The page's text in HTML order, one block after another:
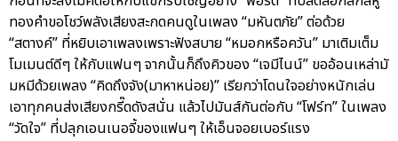
ทองคำขอโชว์พลังเสียงสะกดคนดูในเพลง “มหันตภัย” ต่อด้วย
“สตางค์” ที่หยิบเอาเพลงเพราะฟังสบาย “หมอกหรือควัน” มาเติมเต็ม
โมเมนต์ดีๆ ให้กับแฟนๆ จากนั้นก็ถึงคิวของ “เจมีไนน์” ขออ้อนเหล่ามั
มหมีด้วยเพลง “คิดถึงจัง(มาหาหน่อย)” เรียกว่าโดนใจอย่างหนักเล่น
เอาทุกคนส่งเสียงกรี๊ดดังสนั่น แล้วไปมันส์กันต่อกับ “โฟร์ท” ในเพลง
“วัดใจ” ที่ปลุกเอนเนอจี้ของแฟนๆ ให้เอ็นจอยเบอร์แรง